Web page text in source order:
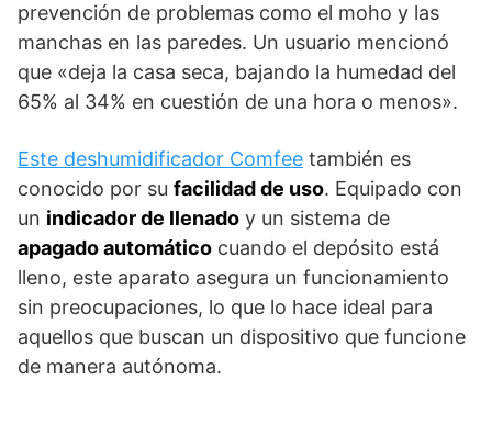
prevención de problemas como el moho y las
manchas en las paredes. Un usuario mencionó
que «deja la casa seca, bajando la humedad del
65% al 34% en cuestión de una hora o menos».
Este deshumidificador Comfee también es
conocido por su facilidad de uso. Equipado con
un indicador de llenado y un sistema de
apagado automático cuando el depósito está
lleno, este aparato asegura un funcionamiento
sin preocupaciones, lo que lo hace ideal para
aquellos que buscan un dispositivo que funcione
de manera autónoma.